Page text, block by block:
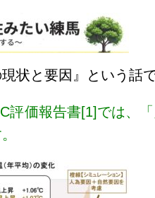
現状と要因』という話で
評価報告書[1]では、